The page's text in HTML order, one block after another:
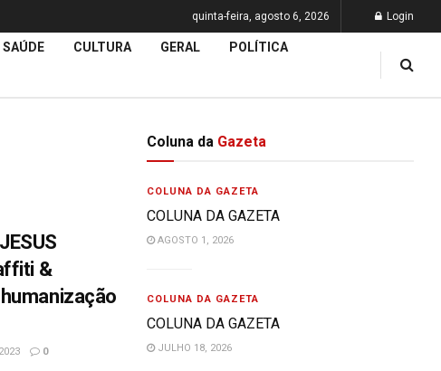
quinta-feira, agosto 6, 2026 Login
SAÚDE CULTURA GERAL POLÍTICA
&
0
Coluna da Gazeta
COLUNA DA GAZETA
COLUNA DA GAZETA
AGOSTO 1, 2026
COLUNA DA GAZETA
COLUNA DA GAZETA
JULHO 18, 2026